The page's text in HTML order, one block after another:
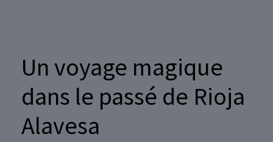
Un voyage magique
dans le passé de Rioja
Alavesa